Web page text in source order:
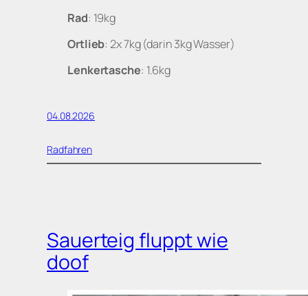
Rad: 19kg
Ortlieb: 2x 7kg (darin 3kg Wasser)
Lenkertasche: 1.6kg
04.08.2026
Radfahren
Sauerteig fluppt wie
doof